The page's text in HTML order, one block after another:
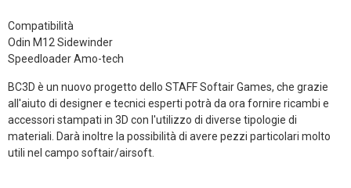
Compatibilità
Odin M12 Sidewinder
Speedloader Amo-tech
BC3D è un nuovo progetto dello STAFF Softair Games, che grazie
all'aiuto di designer e tecnici esperti potrà da ora fornire ricambi e
accessori stampati in 3D con l'utilizzo di diverse tipologie di
materiali. Darà inoltre la possibilità di avere pezzi particolari molto
utili nel campo softair/airsoft.